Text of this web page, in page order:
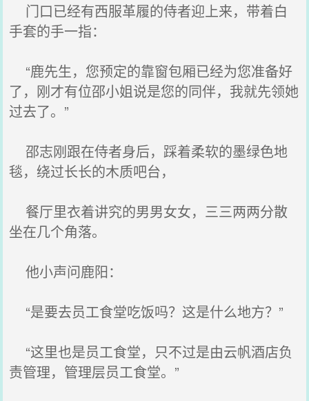
门口已经有西服革履的侍者迎上来，带着白
手套的手一指：
“鹿先生，您预定的靠窗包厢已经为您准备好
了，刚才有位邵小姐说是您的同伴，我就先领她
过去了。”
邵志刚跟在侍者身后，踩着柔软的墨绿色地
毯，绕过长长的木质吧台，
餐厅里衣着讲究的男男女女，三三两两分散
坐在几个角落。
他小声问鹿阳：
“是要去员工食堂吃饭吗？这是什么地方？”
“这里也是员工食堂，只不过是由云帆酒店负
责管理，管理层员工食堂。”